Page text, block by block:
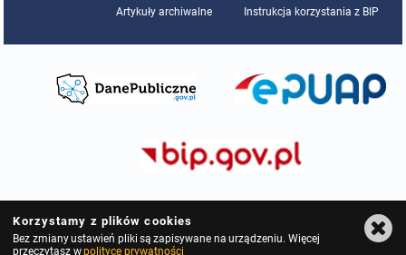
Artykuły archiwalne Instrukcja korzystania z BIP
Korzystamy z plików cookies
Bez zmiany ustawień pliki są zapisywane na urządzeniu. Więcej
przeczytasz wpolityce prywatności